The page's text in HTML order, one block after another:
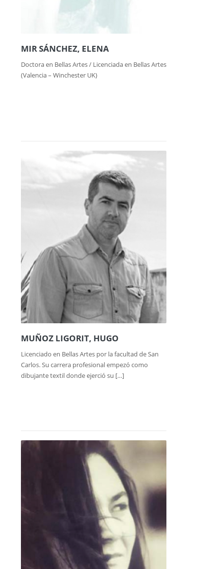
MIR SÁNCHEZ, ELENA
Doctora en Bellas Artes / Licenciada en Bellas Artes
(Valencia – Winchester UK)
MUÑOZ LIGORIT, HUGO
Licenciado en Bellas Artes por la facultad de San
Carlos. Su carrera profesional empezó como
dibujante textil donde ejerció su […]